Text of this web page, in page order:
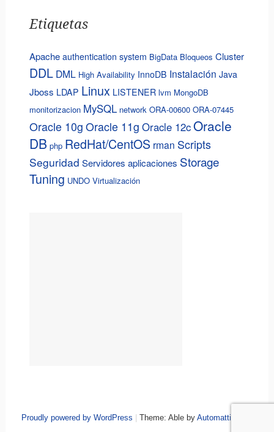
Etiquetas
Apache authentication system BigData Bloqueos Cluster
DDL DML High Availability InnoDB Instalación Java
Jboss LDAP Linux LISTENER lvm MongoDB
monitorizacion MySQL network ORA-00600 ORA-07445
Oracle 10g Oracle 11g Oracle 12cOracle
DB php RedHat/CentOS rman Scripts
Seguridad Servidores aplicaciones Storage
Tuning UNDO Virtualización
Proudly powered by WordPress | Theme: Able by Automattic